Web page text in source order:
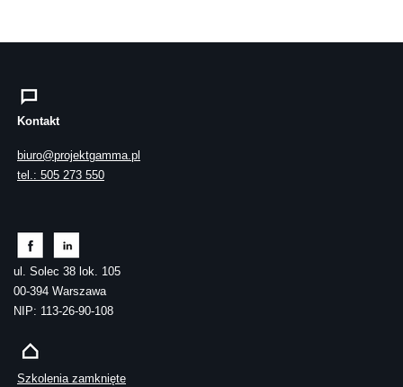
Kontakt
biuro@projektgamma.pl
tel.: 505 273 550
ul. Solec 38 lok. 105
00-394 Warszawa
NIP: 113-26-90-108
Szkolenia zamknięte